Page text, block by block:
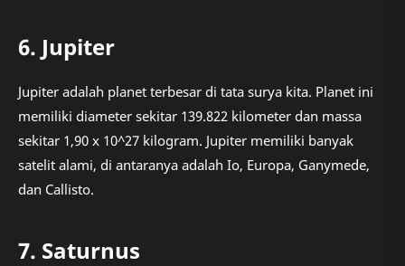
6. Jupiter
Jupiter adalah planet terbesar di tata surya kita. Planet ini
memiliki diameter sekitar 139.822 kilometer dan massa
sekitar 1,90 x 10^27 kilogram. Jupiter memiliki banyak
satelit alami, di antaranya adalah Io, Europa, Ganymede,
dan Callisto.
7. Saturnus